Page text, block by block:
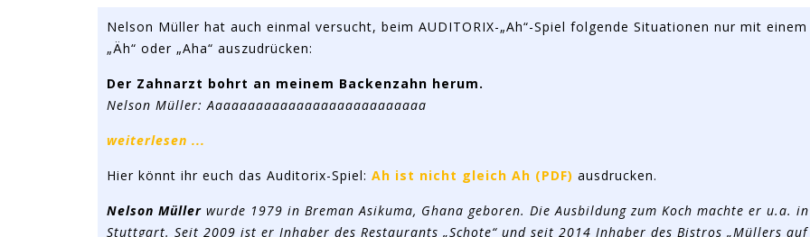
Nelson Müller hat auch einmal versucht, beim AUDITORIX-„Ah“-Spiel folgende Situationen nur mit einem
„Äh“ oder „Aha“ auszudrücken:
Der Zahnarzt bohrt an meinem Backenzahn herum.
Nelson Müller: Aaaaaaaaaaaaaaaaaaaaaaaaaaa
weiterlesen ...
Hier könnt ihr euch das Auditorix-Spiel: Ah ist nicht gleich Ah (PDF) ausdrucken.
Nelson Müller wurde 1979 in Breman Asikuma, Ghana geboren. Die Ausbildung zum Koch machte er u.a. in
Stuttgart. Seit 2009 ist er Inhaber des Restaurants „Schote“ und seit 2014 Inhaber des Bistros „Müllers